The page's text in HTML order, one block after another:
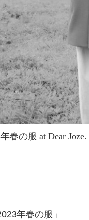
春の服 at Dear Joze.
年春の服」